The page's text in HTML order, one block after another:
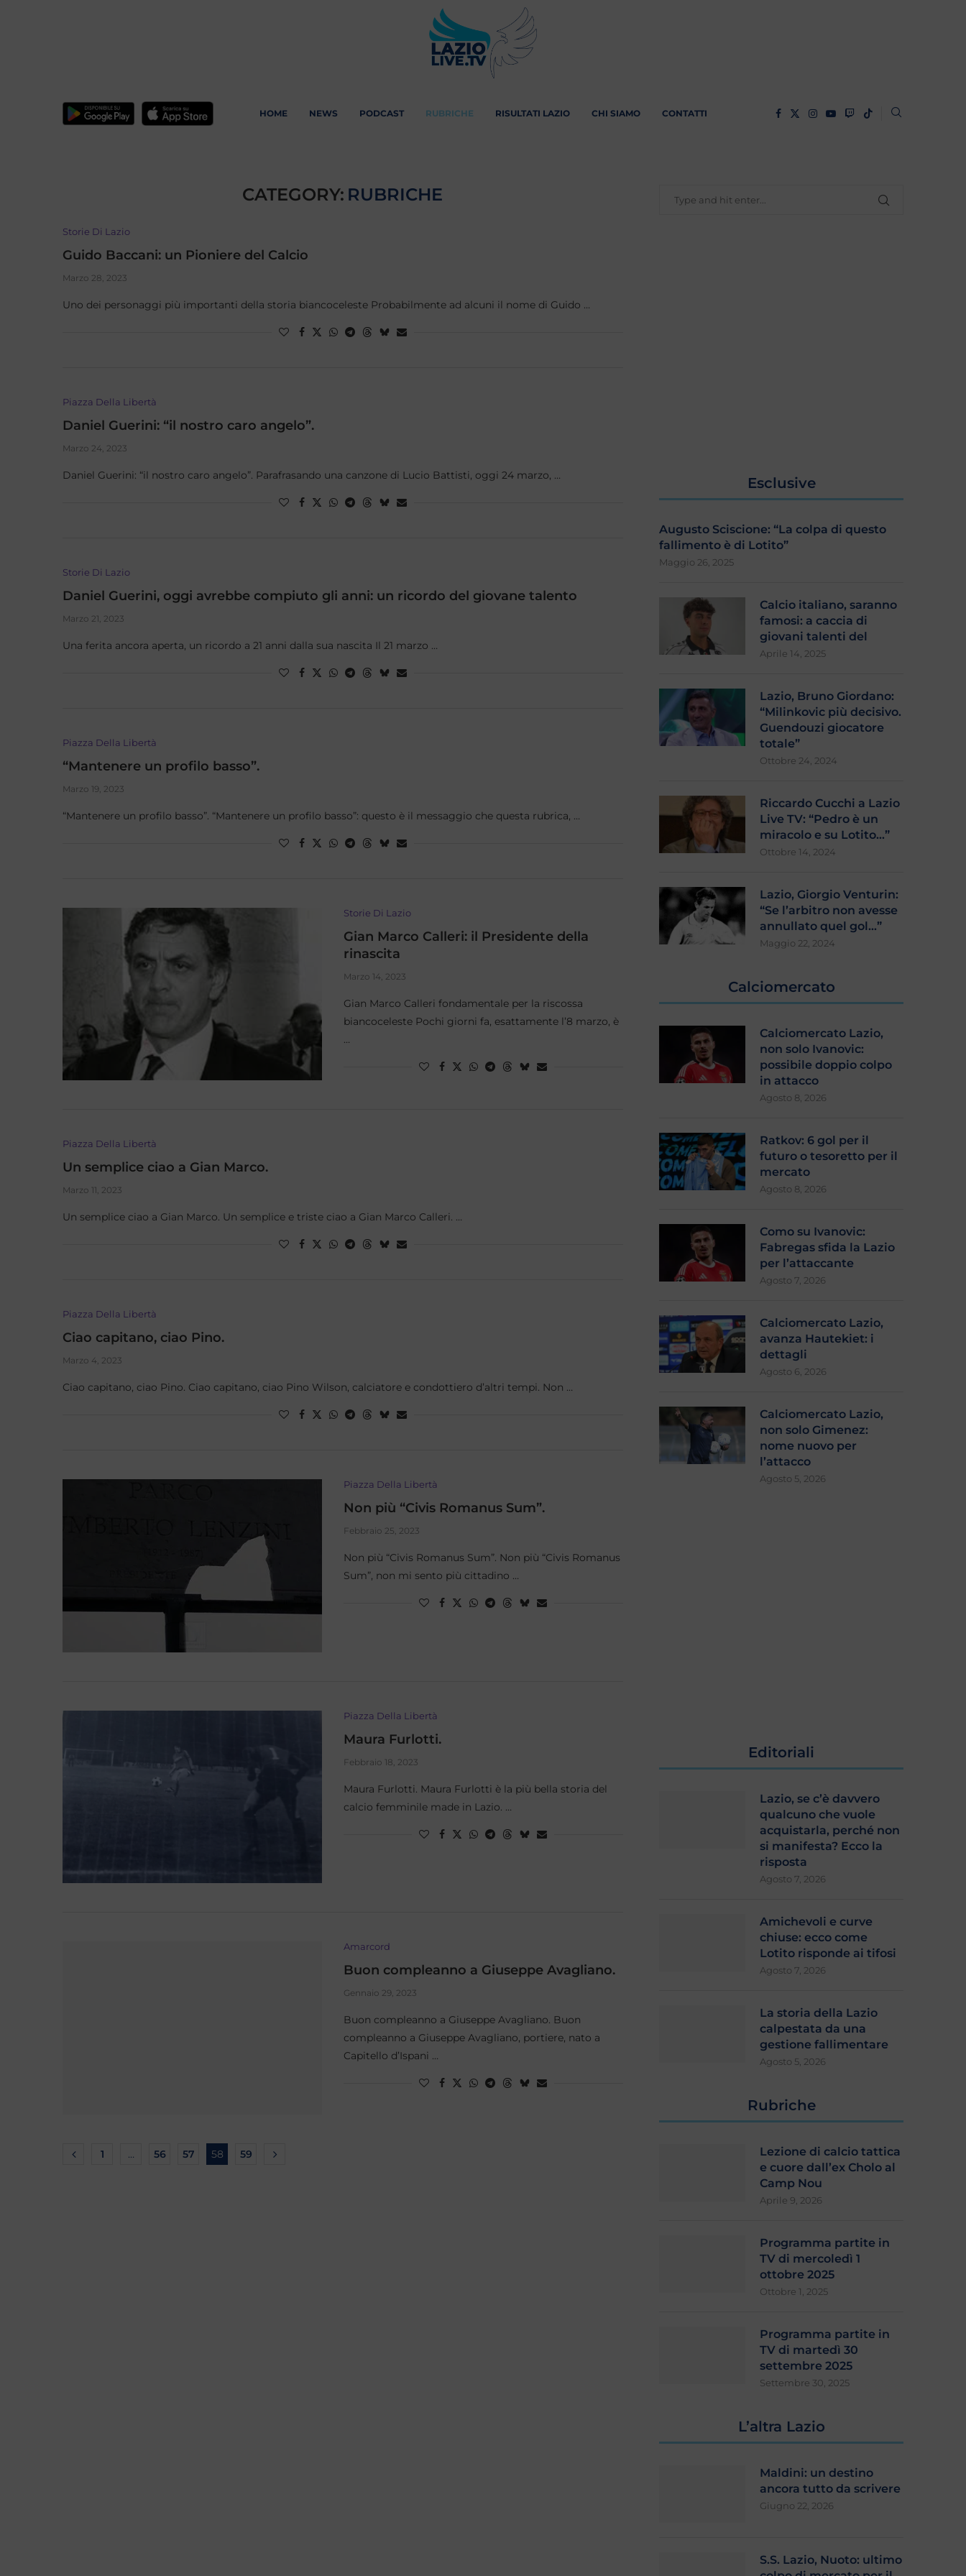
HOME NEWS PODCAST RUBRICHE RISULTATI LAZIO CHI SIAMO CONTATTI
CATEGORY: RUBRICHE
Storie Di Lazio
Guido Baccani: un Pioniere del Calcio
Marzo 28, 2023
Uno dei personaggi più importanti della storia biancoceleste Probabilmente ad alcuni il nome di Guido …
Piazza Della Libertà
Daniel Guerini: “il nostro caro angelo”.
Marzo 24, 2023
Daniel Guerini: “il nostro caro angelo”. Parafrasando una canzone di Lucio Battisti, oggi 24 marzo, …
Storie Di Lazio
Daniel Guerini, oggi avrebbe compiuto gli anni: un ricordo del giovane talento
Marzo 21, 2023
Una ferita ancora aperta, un ricordo a 21 anni dalla sua nascita Il 21 marzo …
Piazza Della Libertà
“Mantenere un profilo basso”.
Marzo 19, 2023
“Mantenere un profilo basso”. “Mantenere un profilo basso”: questo è il messaggio che questa rubrica, …
Storie Di Lazio
Gian Marco Calleri: il Presidente della
rinascita
Marzo 14, 2023
Gian Marco Calleri fondamentale per la riscossa
biancoceleste Pochi giorni fa, esattamente l’8 marzo, è
…
Piazza Della Libertà
Un semplice ciao a Gian Marco.
Marzo 11, 2023
Un semplice ciao a Gian Marco. Un semplice e triste ciao a Gian Marco Calleri. …
Piazza Della Libertà
Ciao capitano, ciao Pino.
Marzo 4, 2023
Ciao capitano, ciao Pino. Ciao capitano, ciao Pino Wilson, calciatore e condottiero d’altri tempi. Non …
Piazza Della Libertà
Non più “Civis Romanus Sum”.
Febbraio 25, 2023
Non più “Civis Romanus Sum”. Non più “Civis Romanus
Sum”, non mi sento più cittadino …
Piazza Della Libertà
Maura Furlotti.
Febbraio 18, 2023
Maura Furlotti. Maura Furlotti è la più bella storia del
calcio femminile made in Lazio. …
Amarcord
Buon compleanno a Giuseppe Avagliano.
Gennaio 29, 2023
Buon compleanno a Giuseppe Avagliano. Buon
compleanno a Giuseppe Avagliano, portiere, nato a
Capitello d’Ispani …
1 … 56 57 58 59
Esclusive
Augusto Sciscione: “La colpa di questo
fallimento è di Lotito”
Maggio 26, 2025
Calcio italiano, saranno
famosi: a caccia di
giovani talenti del
Aprile 14, 2025
Lazio, Bruno Giordano:
“Milinkovic più decisivo.
Guendouzi giocatore
totale”
Ottobre 24, 2024
Riccardo Cucchi a Lazio
Live TV: “Pedro è un
miracolo e su Lotito…”
Ottobre 14, 2024
Lazio, Giorgio Venturin:
“Se l’arbitro non avesse
annullato quel gol…”
Maggio 22, 2024
Calciomercato
Calciomercato Lazio,
non solo Ivanovic:
possibile doppio colpo
in attacco
Agosto 8, 2026
Ratkov: 6 gol per il
futuro o tesoretto per il
mercato
Agosto 8, 2026
Como su Ivanovic:
Fabregas sfida la Lazio
per l’attaccante
Agosto 7, 2026
Calciomercato Lazio,
avanza Hautekiet: i
dettagli
Agosto 6, 2026
Calciomercato Lazio,
non solo Gimenez:
nome nuovo per
l’attacco
Agosto 5, 2026
Editoriali
Lazio, se c’è davvero
qualcuno che vuole
acquistarla, perché non
si manifesta? Ecco la
risposta
Agosto 7, 2026
Amichevoli e curve
chiuse: ecco come
Lotito risponde ai tifosi
Agosto 7, 2026
La storia della Lazio
calpestata da una
gestione fallimentare
Agosto 5, 2026
Rubriche
Lezione di calcio tattica
e cuore dall’ex Cholo al
Camp Nou
Aprile 9, 2026
Programma partite in
TV di mercoledì 1
ottobre 2025
Ottobre 1, 2025
Programma partite in
TV di martedì 30
settembre 2025
Settembre 30, 2025
L’altra Lazio
Maldini: un destino
ancora tutto da scrivere
Giugno 22, 2026
S.S. Lazio, Nuoto: ultimo